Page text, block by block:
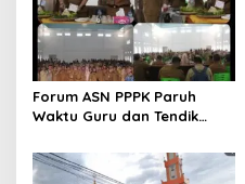
Forum ASN PPPK Paruh
Waktu Guru dan Tendik
Silaturahmi Bersama
Disdikbud Lubuk Linggau